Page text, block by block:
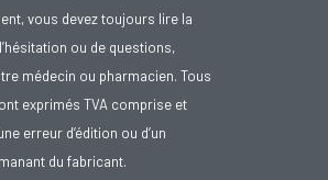
vous devez toujours lire la
ou de questions,
médecin ou pharmacien. Tous
exprimés TVA comprise et
erreur d’édition ou d’un
du fabricant.